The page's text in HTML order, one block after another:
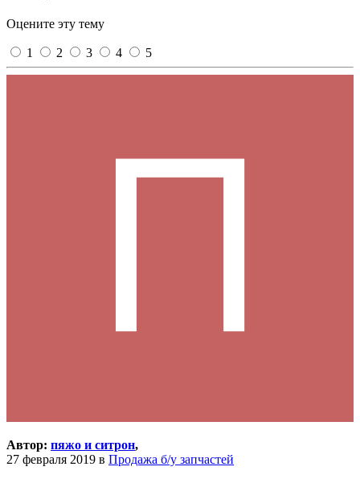
Оцените эту тему
1 2 3 4 5
Автор: пяжо и ситрон,
27 февраля 2019 в Продажа б/у запчастей